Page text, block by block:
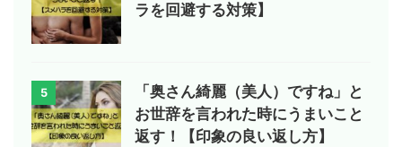
ラを回避する対策】
5
「奥さん綺麗（美人）ですね」と
お世辞を言われた時にうまいこと
返す！【印象の良い返し方】